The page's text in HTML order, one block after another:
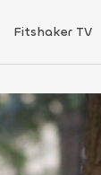
Fitshaker TV